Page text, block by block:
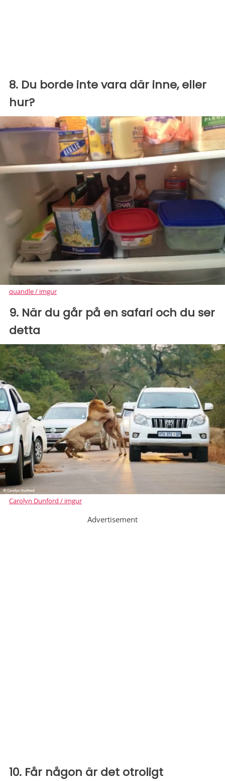
8. Du borde inte vara där inne, eller
hur?
quandle / imgur
9. När du går på en safari och du ser
detta
Carolyn Dunford / imgur
Advertisement
10. Får någon är det otroligt